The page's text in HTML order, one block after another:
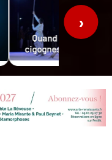
Quand passent les
cigognes…à Peralada
›